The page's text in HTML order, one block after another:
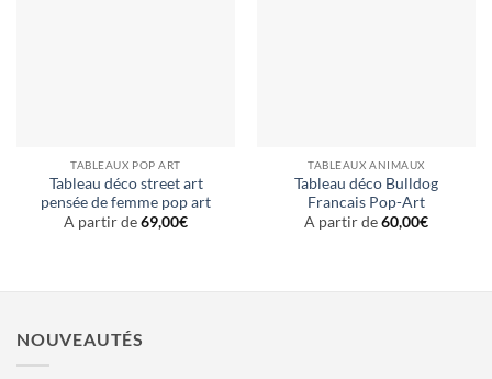
TABLEAUX POP ART
Tableau déco street art
pensée de femme pop art
A partir de69,00€
TABLEAUX ANIMAUX
Tableau déco Bulldog
Francais Pop-Art
A partir de60,00€
NOUVEAUTÉS